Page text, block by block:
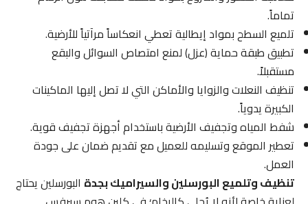
تماماً.
تلميع السطح بمواد إيطالية تعطي انعكاساً مرآتياً للأرضية.
تطبيق طبقة حماية (عزل) لمنع امتصاص السوائل والبقع
مستقبلاً.
تنظيف النعلات والزوايا والأماكن التي لا تصل إليها الماكينات
الكبيرة يدوياً.
شفط المياه وتجفيف الأرضية باستخدام أجهزة تجفيف قوية.
تعطير الموقع وتسليمه للعميل مع تقديم ضمان على جودة
العمل.
تنظيف وتلميع البورسلين والسيراميك بجدةالبورسلين يحتاج